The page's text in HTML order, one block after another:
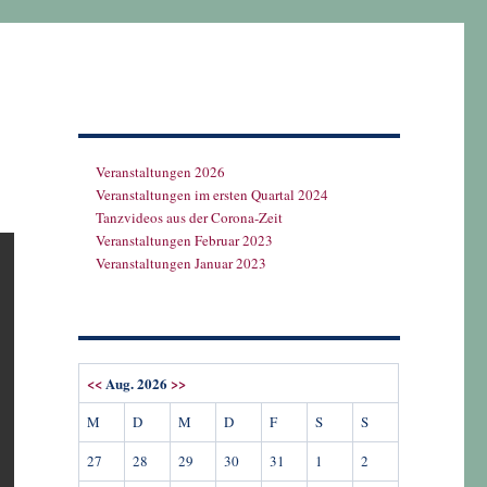
Veranstaltungen 2026
Veranstaltungen im ersten Quartal 2024
Tanzvideos aus der Corona-Zeit
Veranstaltungen Februar 2023
Veranstaltungen Januar 2023
<<Aug. 2026 >>
M D M D F S
S
27
28 29 30 31 1
2